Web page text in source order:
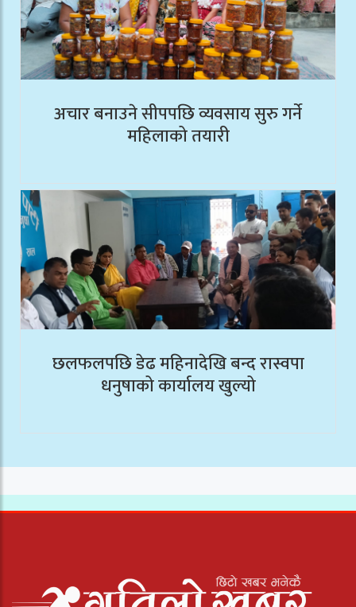
अचार बनाउने सीपपछि व्यवसाय सुरु गर्ने
महिलाको तयारी
छलफलपछि डेढ महिनादेखि बन्द रास्वपा
धनुषाको कार्यालय खुल्यो